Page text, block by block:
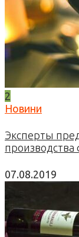
2
Новини
Эксперты
производства
07.08.2019